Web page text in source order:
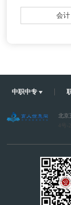
会计
中职中专
北京
4号-